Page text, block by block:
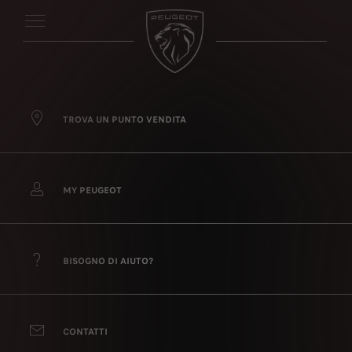
TROVA UN PUNTO VENDITA
MY PEUGEOT
BISOGNO DI AIUTO?
CONTATTI